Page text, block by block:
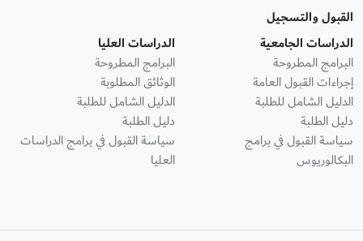
القبول والتسجيل
الدراسات الجامعية
البرامج المطروحة
إجراءات القبول العامة
الدليل الشامل للطلبة
دليل الطلبة
سياسة القبول في برامج
البكالوريوس
الدراسات العليا
البرامج المطروحة
الوثائق المطلوبة
الدليل الشامل للطلبة
دليل الطلبة
سياسة القبول في برامج الدراسات
العليا